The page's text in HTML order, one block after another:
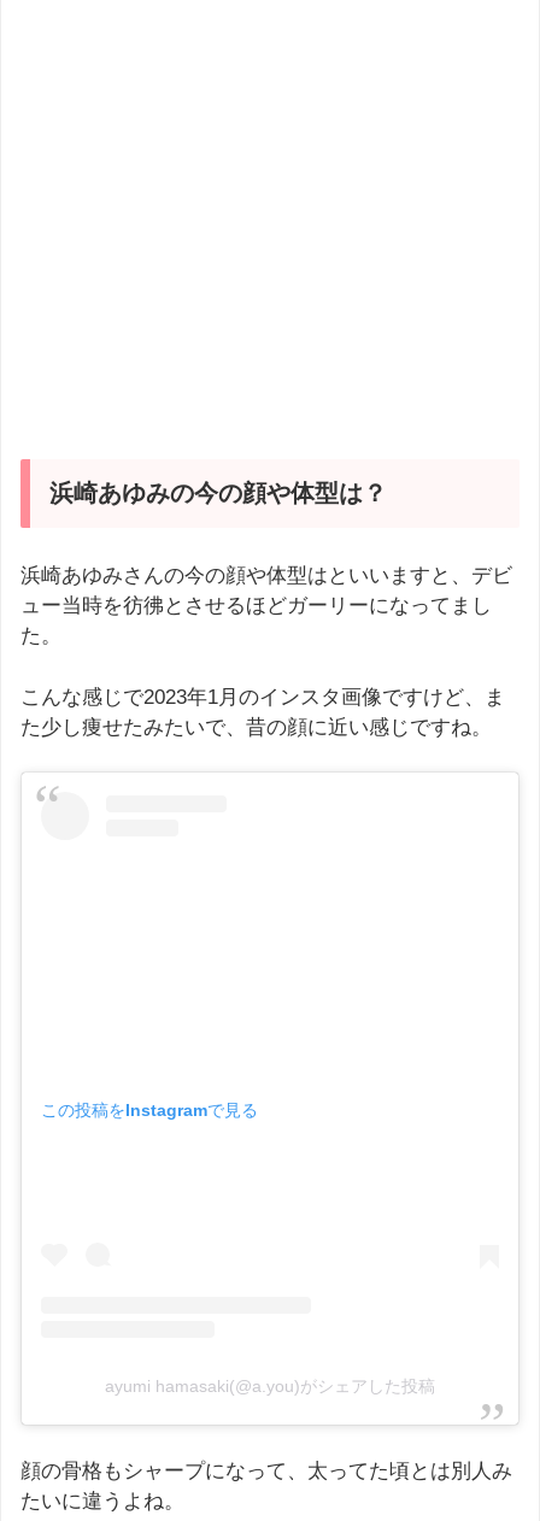
浜崎あゆみの今の顔や体型は？
浜崎あゆみさんの今の顔や体型はといいますと、デビ
ュー当時を彷彿とさせるほどガーリーになってまし
た。
こんな感じで2023年1月のインスタ画像ですけど、ま
た少し痩せたみたいで、昔の顔に近い感じですね。
この投稿をInstagramで見る
ayumi hamasaki(@a.you)がシェアした投稿
顔の骨格もシャープになって、太ってた頃とは別人み
たいに違うよね。